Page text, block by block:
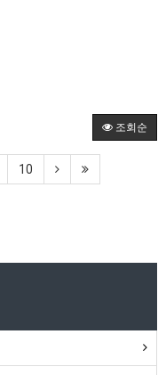
조회순
10